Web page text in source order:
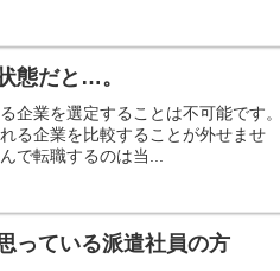
態だと…。
企業を選定することは不可能です。
る企業を比較することが外せませ
で転職するのは当...
っている派遣社員の方